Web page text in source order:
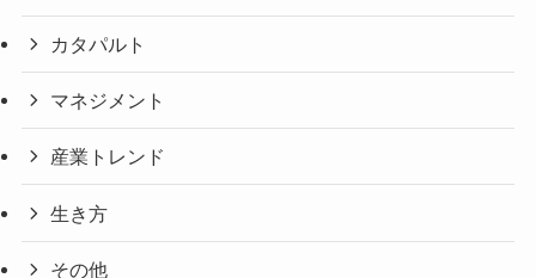
カタパルト
マネジメント
産業トレンド
生き方
その他